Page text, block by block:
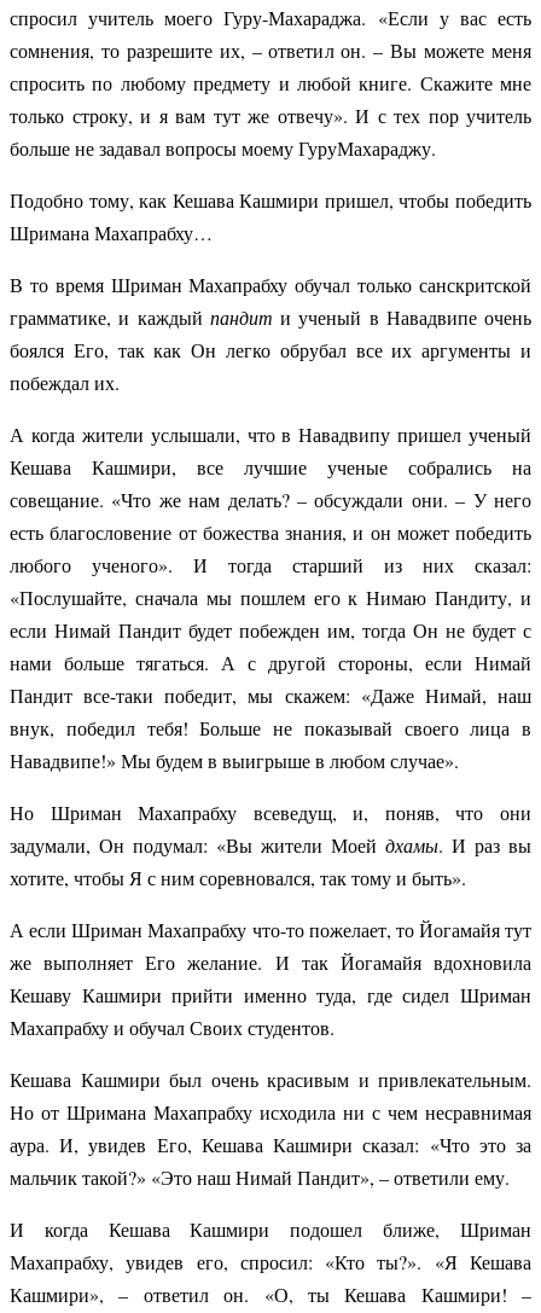
спросил учитель моего Гуру-Махараджа. «Если у вас есть
сомнения, то разрешите их, – ответил он. – Вы можете меня
спросить по любому предмету и любой книге. Скажите мне
только строку, и я вам тут же отвечу». И с тех пор учитель
больше не задавал вопросы моему ГуруМахараджу.
Подобно тому, как Кешава Кашмири пришел, чтобы победить
Шримана Махапрабху…
В то время Шриман Махапрабху обучал только санскритской
грамматике, и каждый пандит и ученый в Навадвипе очень
боялся Его, так как Он легко обрубал все их аргументы и
побеждал их.
А когда жители услышали, что в Навадвипу пришел ученый
Кешава Кашмири, все лучшие ученые собрались на
совещание. «Что же нам делать? – обсуждали они. – У него
есть благословение от божества знания, и он может победить
любого ученого». И тогда старший из них сказал:
«Послушайте, сначала мы пошлем его к Нимаю Пандиту, и
если Нимай Пандит будет побежден им, тогда Он не будет с
нами больше тягаться. А с другой стороны, если Нимай
Пандит все-таки победит, мы скажем: «Даже Нимай, наш
внук, победил тебя! Больше не показывай своего лица в
Навадвипе!» Мы будем в выигрыше в любом случае».
Но Шриман Махапрабху всеведущ, и, поняв, что они
задумали, Он подумал: «Вы жители Моей дхамы. И раз вы
хотите, чтобы Я с ним соревновался, так тому и быть».
А если Шриман Махапрабху что-то пожелает, то Йогамайя тут
же выполняет Его желание. И так Йогамайя вдохновила
Кешаву Кашмири прийти именно туда, где сидел Шриман
Махапрабху и обучал Своих студентов.
Кешава Кашмири был очень красивым и привлекательным.
Но от Шримана Махапрабху исходила ни с чем несравнимая
аура. И, увидев Его, Кешава Кашмири сказал: «Что это за
мальчик такой?» «Это наш Нимай Пандит», – ответили ему.
И когда Кешава Кашмири подошел ближе, Шриман
Махапрабху, увидев его, спросил: «Кто ты?». «Я Кешава
Кашмири», – ответил он. «О, ты Кешава Кашмири! –